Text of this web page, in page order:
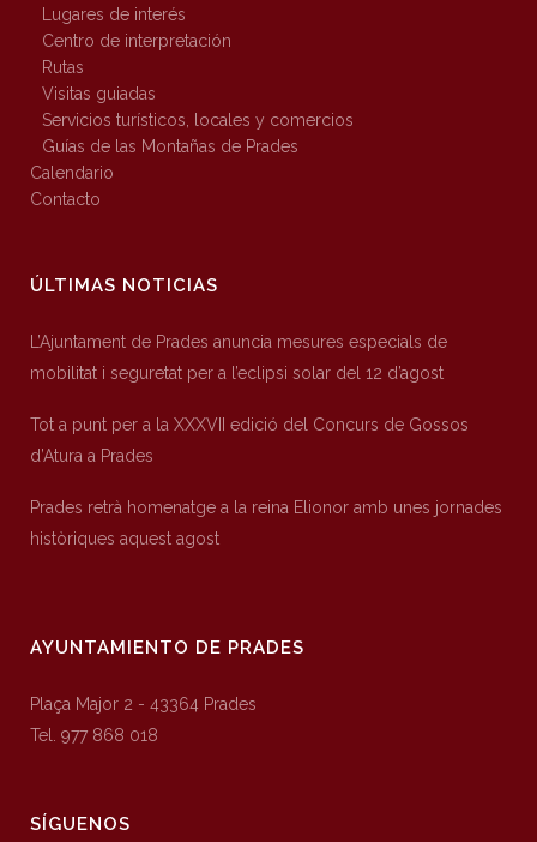
Lugares de interés
Centro de interpretación
Rutas
Visitas guiadas
Servicios turísticos, locales y comercios
Guías de las Montañas de Prades
Calendario
Contacto
ÚLTIMAS NOTICIAS
L’Ajuntament de Prades anuncia mesures especials de
mobilitat i seguretat per a l’eclipsi solar del 12 d’agost
Tot a punt per a la XXXVII edició del Concurs de Gossos
d’Atura a Prades
Prades retrà homenatge a la reina Elionor amb unes jornades
històriques aquest agost
AYUNTAMIENTO DE PRADES
Plaça Major 2 - 43364 Prades
Tel. 977 868 018
SÍGUENOS